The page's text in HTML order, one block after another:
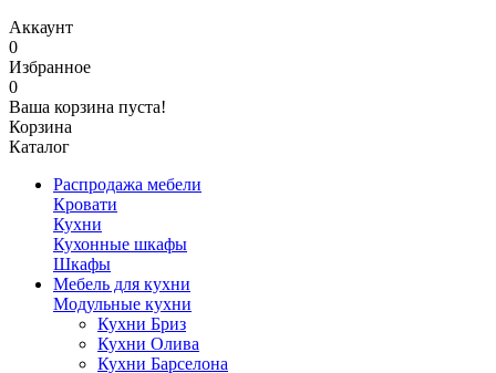
Аккаунт
0
Избранное
0
Ваша корзина пуста!
Корзина
Каталог
Распродажа мебели
Кровати
Кухни
Кухонные шкафы
Шкафы
Мебель для кухни
Модульные кухни
Кухни Бриз
Кухни Олива
Кухни Барселона